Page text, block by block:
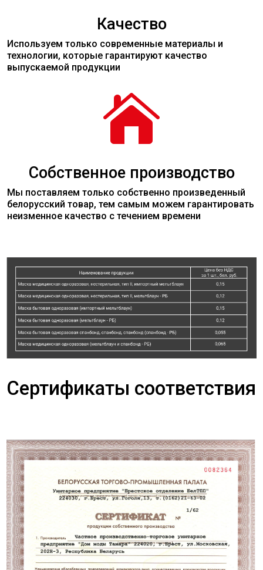
Качество
Используем только современные материалы и
технологии, которые гарантируют качество
выпускаемой продукции

Собственное производство
Мы поставляем только собственно произведенный
белорусский товар, тем самым можем гарантировать
неизменное качество с течением времени
Сертификаты соответствия